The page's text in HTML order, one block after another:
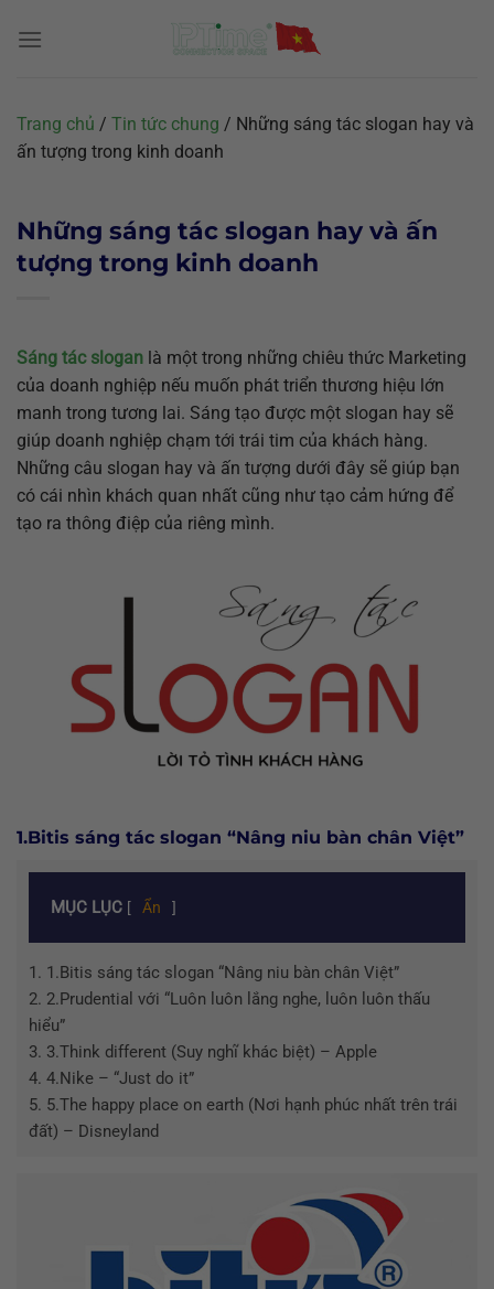
đến
Trang chủ / Tin tức chung / Những sáng tác slogan hay và
ấn tượng trong kinh doanh
Những sáng tác slogan hay và ấn
tượng trong kinh doanh
Sáng tác slogan là một trong những chiêu thức Marketing
của doanh nghiệp nếu muốn phát triển thương hiệu lớn
manh trong tương lai. Sáng tạo được một slogan hay sẽ
giúp doanh nghiệp chạm tới trái tim của khách hàng.
Những câu slogan hay và ấn tượng dưới đây sẽ giúp bạn
có cái nhìn khách quan nhất cũng như tạo cảm hứng để
tạo ra thông điệp của riêng mình.
1.Bitis sáng tác slogan “Nâng niu bàn chân Việt”
MỤC LỤC [ Ẩn ]
1. 1.Bitis sáng tác slogan “Nâng niu bàn chân Việt”
2. 2.Prudential với “Luôn luôn lắng nghe, luôn luôn thấu
hiểu”
3. 3.Think different (Suy nghĩ khác biệt) – Apple
4. 4.Nike – “Just do it”
5. 5.The happy place on earth (Nơi hạnh phúc nhất trên trái
đất) – Disneyland